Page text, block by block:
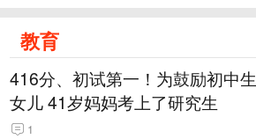
教育
416分、初试第一！为鼓励初中生
女儿 41岁妈妈考上了研究生
1